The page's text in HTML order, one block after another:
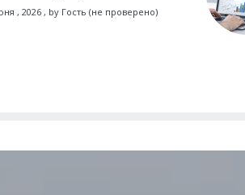
, 2026, by Гость (не проверено)